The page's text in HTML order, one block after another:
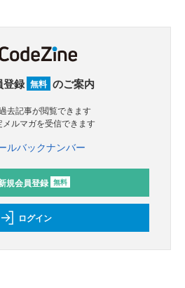
登録 無料 のご案内
去記事が閲覧できます
メルマガを受信できます
ルバックナンバー
規会員登録 無料
ログイン